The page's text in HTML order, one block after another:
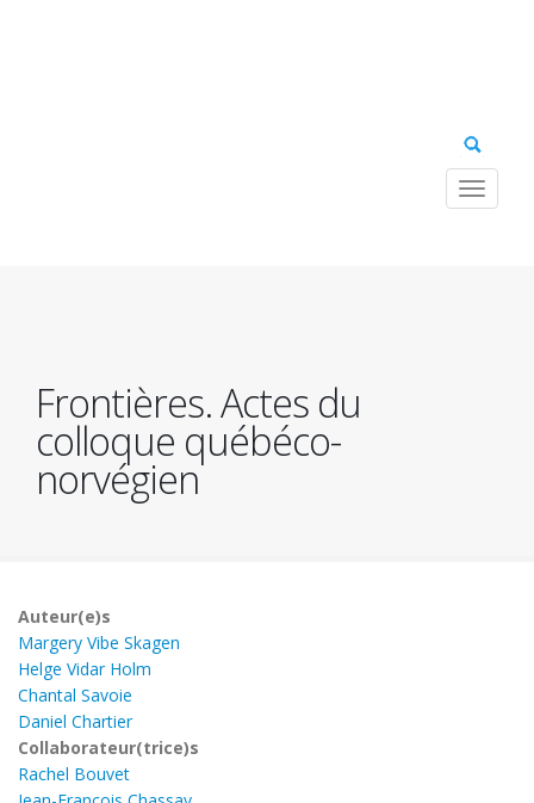
Toggle
Frontières. Actes du
colloque québéco-
norvégien
Auteur(e)s
Margery Vibe Skagen
Helge Vidar Holm
Chantal Savoie
Daniel Chartier
Collaborateur(trice)s
Rachel Bouvet